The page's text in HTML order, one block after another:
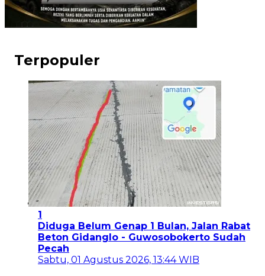
Terpopuler
1
Diduga Belum Genap 1 Bulan, Jalan Rabat
Beton Gidanglo - Guwosobokerto Sudah
Pecah
Sabtu, 01 Agustus 2026, 13:44 WIB